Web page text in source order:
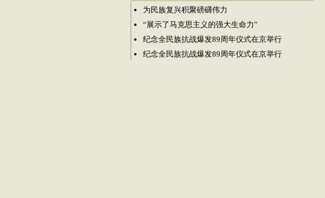
为民族复兴积聚磅礴伟力
“展示了马克思主义的强大生命力”
纪念全民族抗战爆发89周年仪式在京举行
纪念全民族抗战爆发89周年仪式在京举行